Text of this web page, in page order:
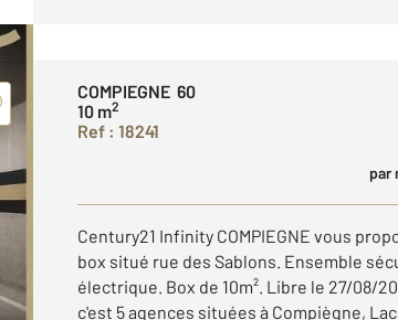
COMPIEGNE 60
10 m2
Ref : 18241
par
Century21 Infinity COMPIEGNE vous
box situé rue des Sablons. Ensemble
électrique. Box de 10m². Libre le 27/08/
c'est 5 agences situées à Compiègne,